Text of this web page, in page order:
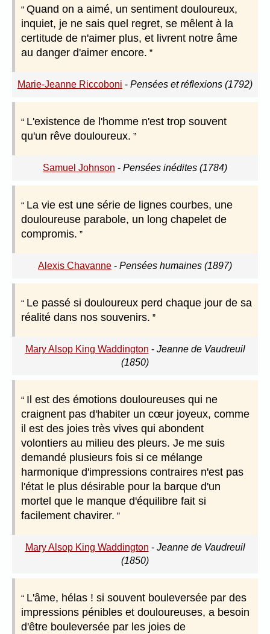
Quand on a aimé, un sentiment douloureux,
inquiet, je ne sais quel regret, se mêlent à la
certitude de n'aimer plus, et livrent notre âme
au danger d'aimer encore.
Marie-Jeanne Riccoboni - Pensées et réflexions (1792)
L'existence de l'homme n'est trop souvent
qu'un rêve douloureux.
Samuel Johnson - Pensées inédites (1784)
La vie est une série de lignes courbes, une
douloureuse parabole, un long chapelet de
compromis.
Alexis Chavanne - Pensées humaines (1897)
Le passé si douloureux perd chaque jour de sa
réalité dans nos souvenirs.
Mary Alsop King Waddington - Jeanne de Vaudreuil
(1850)
Il est des émotions douloureuses qui ne
craignent pas d'habiter un cœur joyeux, comme
il est des joies très vives qui abondent
volontiers au milieu des pleurs. Je me suis
demandé plusieurs fois si ce mélange
harmonique d'impressions contraires n'est pas
l'état le plus désirable pour la barque d'un
mortel que le manque d'équilibre fait si
facilement chavirer.
Mary Alsop King Waddington - Jeanne de Vaudreuil
(1850)
L'âme, hélas ! si souvent bouleversée par des
impressions pénibles et douloureuses, a besoin
d'être bouleversée par les joies de